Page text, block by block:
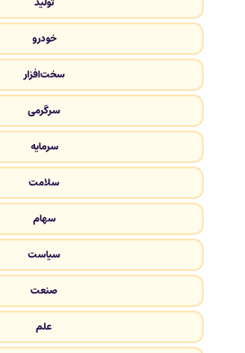
خودرو
سخت‌افزار
سرگرمی
سرمایه
سلامت
سهام
سیاست
صنعت
علم